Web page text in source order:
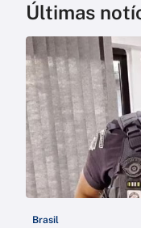
Últimas
Brasil